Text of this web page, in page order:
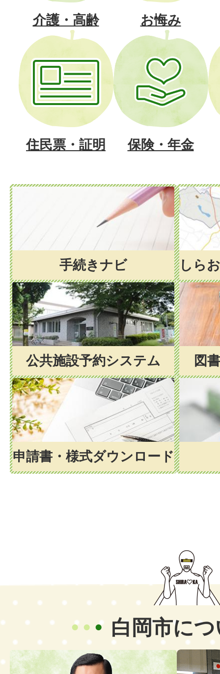
介護・高齢 お悔み
住民票・証明 保険・年金
手続きナビ しら
公共施設予約システム 図
申請書・様式ダウンロード
白岡市に